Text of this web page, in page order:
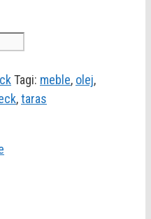
Tagi: meble, olej,
,taras